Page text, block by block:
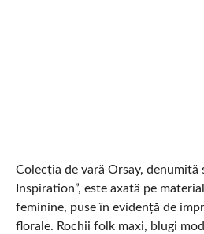
Colecția de vară Orsay, denumită
Inspiration”, este axată pe
feminine, puse în evidență de
florale. Rochii folk maxi, blugi